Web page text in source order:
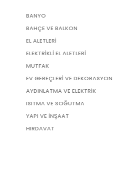
BANYO
BAHÇE VE BALKON
EL ALETLERİ
ELEKTRİKLİ EL ALETLERİ
MUTFAK
EV GEREÇLERİ VE DEKORASYON
AYDINLATMA VE ELEKTRİK
ISITMA VE SOĞUTMA
YAPI VE İNŞAAT
HIRDAVAT